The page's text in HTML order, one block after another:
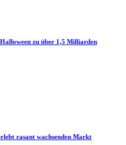
zu über 1,5 Milliarden
rasant wachsenden Markt